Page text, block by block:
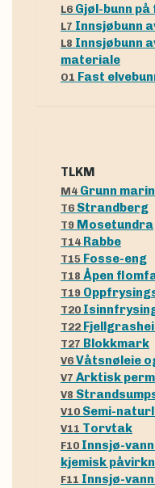
L6 Gjøl-bunn
L7 Innsjøbunn
L8 Innsjøbunn
materiale
O1 Fast
tLKM
M4 Grunn
T6 Strandberg
T9 Mosetundra
T14 Rabbe
T15 Fosse-eng
T18 Åpen
T19
T20
T22
T27 Blokkmark
V6 Våtsnøleie
V7 Arktisk
V8
V10 Semi-
V11 Torvtak
F10 Innsjø-
kjemisk
F11 Innsjø-